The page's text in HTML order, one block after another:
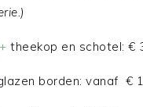
theekop en schotel: €
borden: vanaf €